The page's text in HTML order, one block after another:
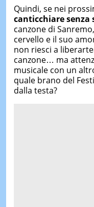
Quindi, se nei
canticchiare senza
canzone di
cervello e il suo
non riesci a
canzone… ma
musicale con un
quale brano del
dalla testa?